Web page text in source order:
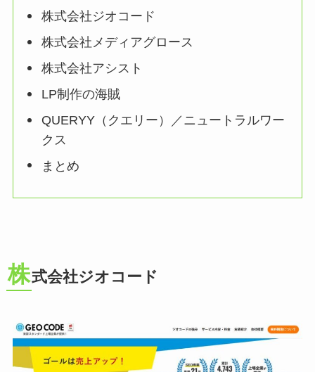
株式会社ジオコード
株式会社メディアグロース
株式会社アシスト
LP制作の海賊
QUERYY（クエリー）／ニュートラルワー
クス
まとめ
株式会社ジオコード